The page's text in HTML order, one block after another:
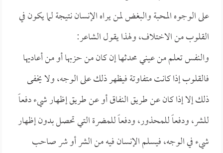
على الوجوه المحبة والبغض لمن يراه الإنسان نتيجة لما يكون في
القلوب من الاختلاف، ولهذا يقول الشاعر:
والنفس تعلم من عيني محدثها إن كان من حزبها أو من أعاديها
فالقلوب إذا كانت متفاوتة فيظهر ذلك على الوجه، ولا يخفى
ذلك إلا إذا كان عن طريق النفاق أو عن طريق إظهار شيء دفعاً
للشر، ودفعاً للمحذور، ودفعاً للمضرة التي تحصل بدون إظهار
شيء في الوجه، فيسلم الإنسان فيه من الشر أو شر صاحب